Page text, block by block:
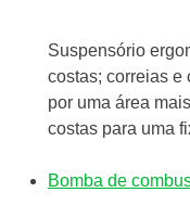
Suspensório
costas; correias e
por uma área
costas para uma
Bomba de